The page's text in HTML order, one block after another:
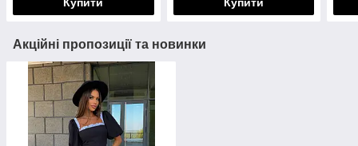
Купити Купити
Акційні пропозиції та новинки